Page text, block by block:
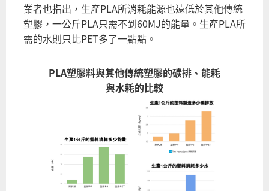
業者也指出，生產PLA所消耗能源也遠低於其他傳統
塑膠，一公斤PLA只需不到60MJ的能量。生產PLA所
需的水則只比PET多了一點點。
PLA塑膠料與其他傳統塑膠的碳排、能耗
與水耗的比較